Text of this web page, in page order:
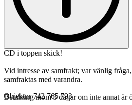
CD i toppen skick!
Vid intresse av samfrakt; var vänlig
samfraktas med varandra.
Betalning inom 3 dagar om inte annat är
Objektnr 742 765 793